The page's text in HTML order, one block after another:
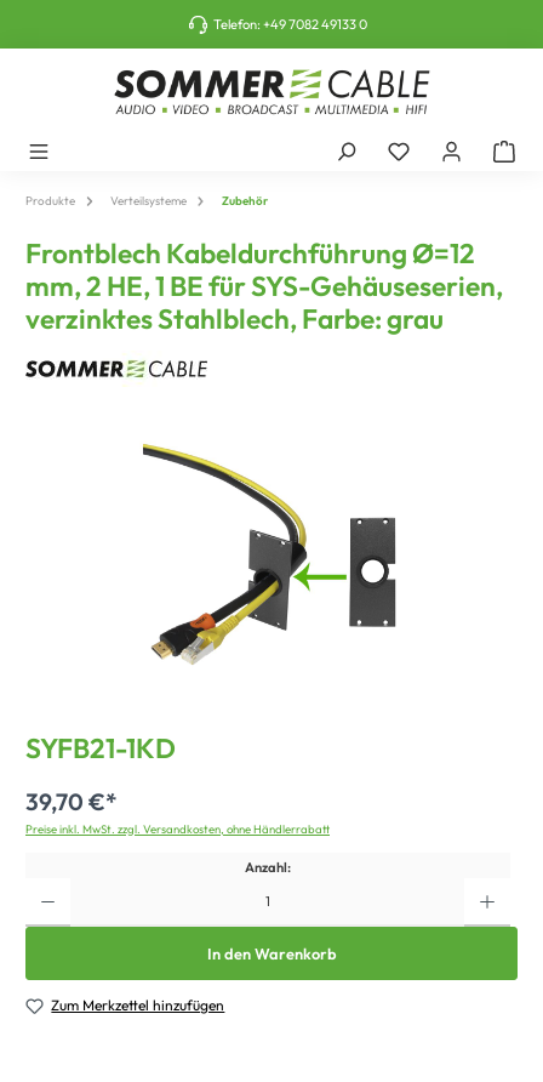
Telefon:+49 7082 49133 0
Produkte Verteilsysteme Zubehör
Frontblech Kabeldurchführung Ø=12
mm, 2 HE, 1 BE für SYS-Gehäuseserien,
verzinktes Stahlblech, Farbe: grau
SYFB21-1KD
39,70 €*
Preise inkl. MwSt. zzgl. Versandkosten, ohne Händlerrabatt
Anzahl:
In den Warenkorb
Zum Merkzettel hinzufügen